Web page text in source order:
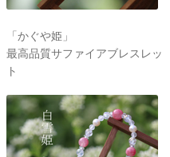
「かぐや姫」
最高品質サファイアブレスレッ
ト